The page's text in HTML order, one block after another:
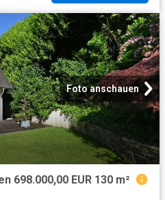
Foto anschauen
698.000,00 EUR 130 m²